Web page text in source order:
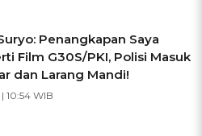
Penangkapan Saya
Film G30S/PKI, Polisi Masuk
dan Larang Mandi!
| 10:54 WIB